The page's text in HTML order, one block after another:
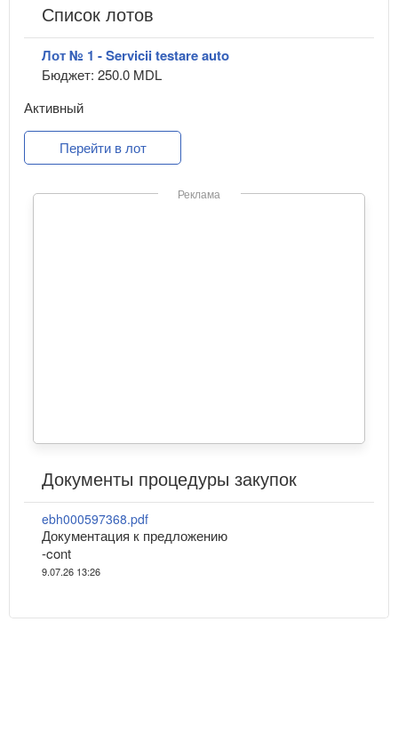
Список лотов
Лот № 1 - Servicii testare auto
Бюджет: 250.0 MDL
Активный
Перейти в лот
Реклама
Документы процедуры закупок
ebh000597368.pdf
Документация к предложению
-cont
9.07.26 13:26